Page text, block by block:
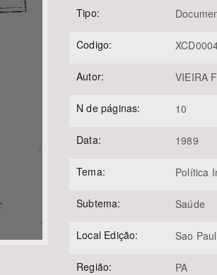
Tipo:
Codigo:
Autor: VIEIRA
N de páginas: 10
Data: 1989
Tema: Política
Subtema: Saúde
Local Edição: Sao
Região:
PA